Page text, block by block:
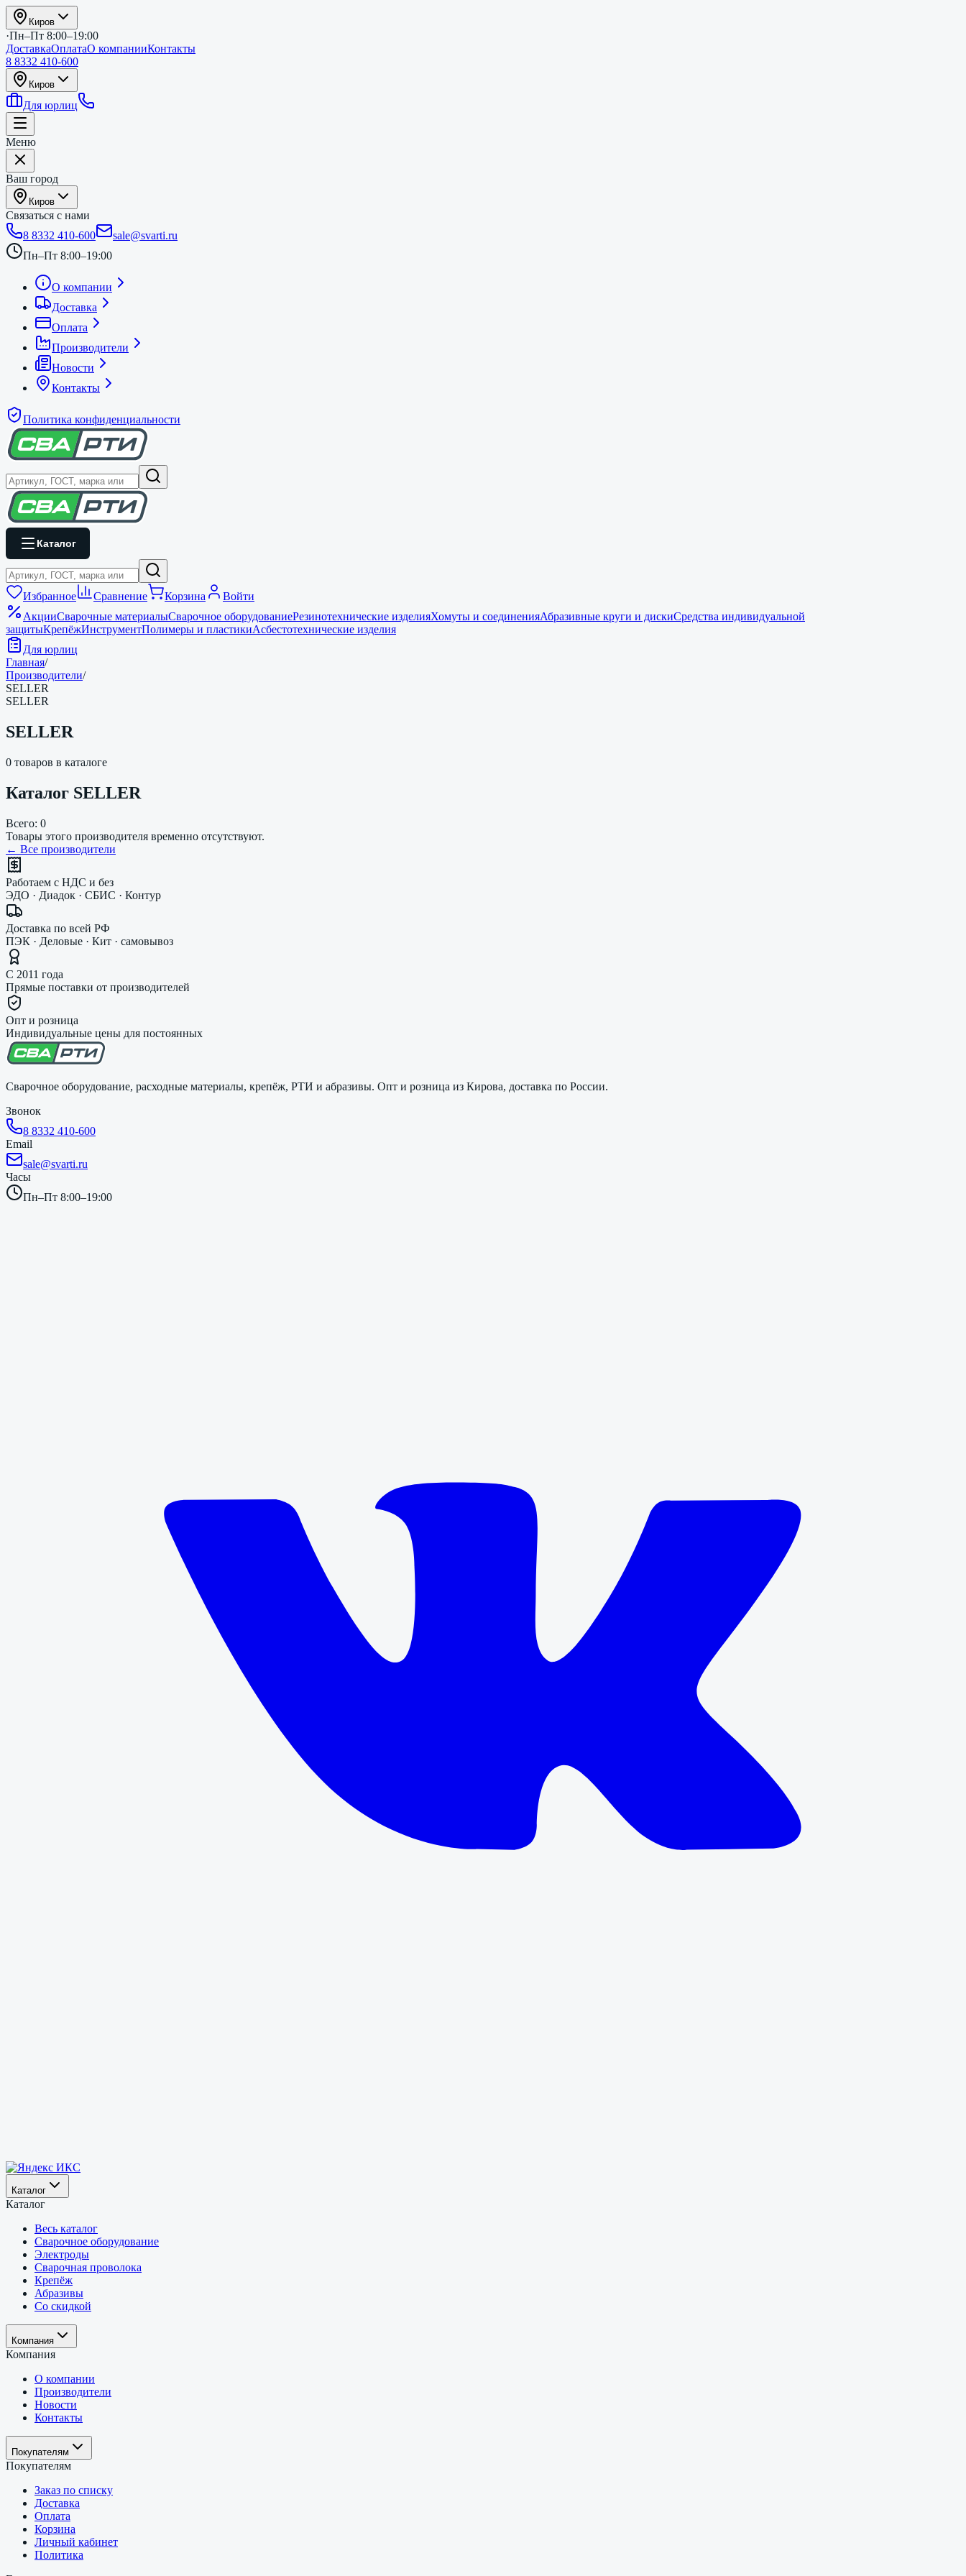
Киров
·Пн–Пт 8:00–19:00
ДоставкаОплатаО компанииКонтакты
8 8332 410-600
Киров
Для юрлиц
Меню
Ваш город
Киров
Связаться с нами
8 8332 410-600
sale@svarti.ru
Пн–Пт 8:00–19:00
О компании
Доставка
Оплата
Производители
Новости
Контакты
Политика конфиденциальности
Каталог
Избранное Сравнение Корзина
Войти
АкцииСварочные материалыСварочное оборудованиеРезинотехнические изделияХомуты и соединенияАбразивные круги и дискиСредства индивидуальной
защитыКрепёжИнструментПолимеры и пластикиАсбестотехнические изделия
Для юрлиц
Главная/
Производители/
SELLER
SELLER
SELLER
0 товаров в каталоге
Каталог SELLER
Всего: 0
Товары этого производителя временно отсутствуют.
← Все производители
Работаем с НДС и без
ЭДО · Диадок · СБИС · Контур
Доставка по всей РФ
ПЭК · Деловые · Кит · самовывоз
С 2011 года
Прямые поставки от производителей
Опт и розница
Индивидуальные цены для постоянных
Сварочное оборудование, расходные материалы, крепёж, РТИ и абразивы. Опт и розница из Кирова, доставка по России.
Звонок
8 8332 410-600
Email
sale@svarti.ru
Часы
Пн–Пт 8:00–19:00
Каталог
Каталог
Весь каталог
Сварочное оборудование
Электроды
Сварочная проволока
Крепёж
Абразивы
Со скидкой
Компания
Компания
О компании
Производители
Новости
Контакты
Покупателям
Покупателям
Заказ по списку
Доставка
Оплата
Корзина
Личный кабинет
Политика